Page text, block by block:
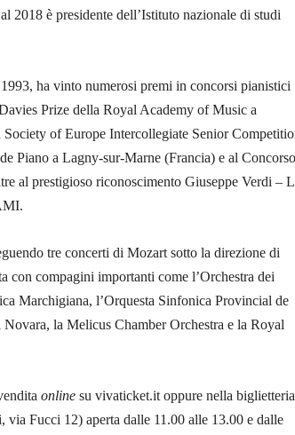
2018 è presidente dell’Istituto nazionale di studi
ha vinto numerosi premi in concorsi pianistici
Prize della Royal Academy of Music a
of Europe Intercollegiate Senior
Piano a Lagny-sur-Marne (Francia) e al Concorso
al prestigioso riconoscimento Giuseppe Verdi –
tre concerti di Mozart sotto la direzione di
con compagini importanti come l’Orchestra dei
Marchigiana, l’Orquesta Sinfonica Provincial de
la Melicus Chamber Orchestra e la Royal
online su vivaticket.it oppure nella biglietteria
Fucci 12) aperta dalle 11.00 alle 13.00 e dalle